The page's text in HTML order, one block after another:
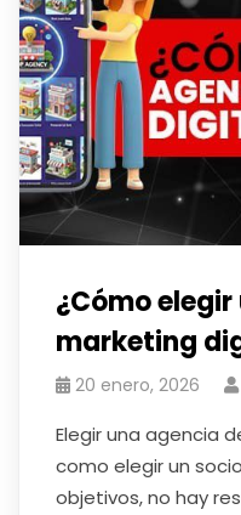
¿Cómo
marketing
20 enero, 2026
Elegir una agencia
como elegir un
objetivos, no hay